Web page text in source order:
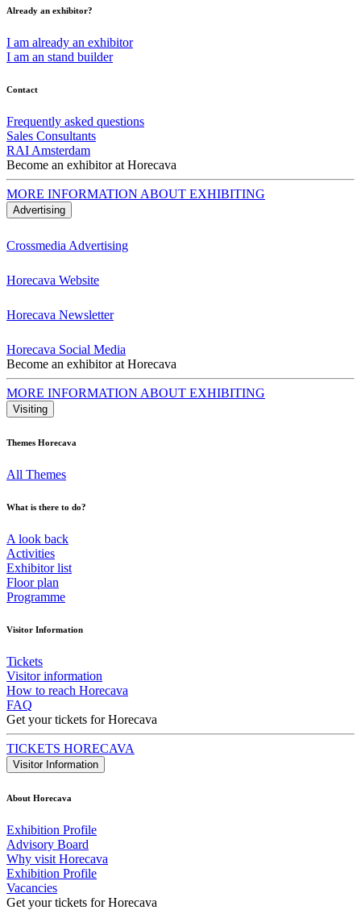
Already an exhibitor?
I am already an exhibitor
I am an stand builder
Contact
Frequently asked questions
Sales Consultants
RAI Amsterdam
Become an exhibitor at Horecava
MORE INFORMATION ABOUT EXHIBITING
Advertising
Crossmedia Advertising
Horecava Website
Horecava Newsletter
Horecava Social Media
Become an exhibitor at Horecava
MORE INFORMATION ABOUT EXHIBITING
Visiting
Themes Horecava
All Themes
What is there to do?
A look back
Activities
Exhibitor list
Floor plan
Programme
Visitor Information
Tickets
Visitor information
How to reach Horecava
FAQ
Get your tickets for Horecava
TICKETS HORECAVA
Visitor Information
About Horecava
Exhibition Profile
Advisory Board
Why visit Horecava
Exhibition Profile
Vacancies
Get your tickets for Horecava